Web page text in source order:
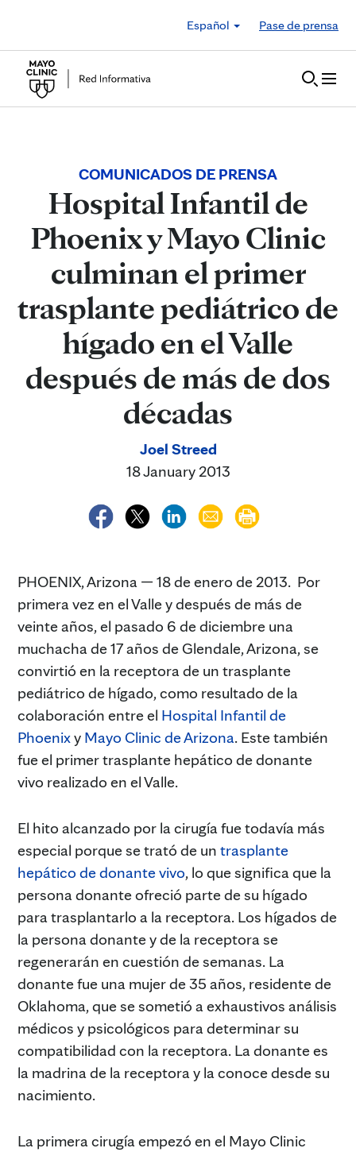
Español
Pase de prensa
COMUNICADOS DE PRENSA
Hospital Infantil de
Phoenix y Mayo Clinic
culminan el primer
trasplante pediátrico de
hígado en el Valle
después de más de dos
décadas
Joel Streed
18 January 2013
PHOENIX, Arizona — 18 de enero de 2013. Por
primera vez en el Valle y después de más de
veinte años, el pasado 6 de diciembre una
muchacha de 17 años de Glendale, Arizona, se
convirtió en la receptora de un trasplante
pediátrico de hígado, como resultado de la
colaboración entre el Hospital Infantil de
Phoenixy Mayo Clinic de Arizona. Este también
fue el primer trasplante hepático de donante
vivo realizado en el Valle.
El hito alcanzado por la cirugía fue todavía más
especial porque se trató de un trasplante
hepático de donante vivo, lo que significa que la
persona donante ofreció parte de su hígado
para trasplantarlo a la receptora. Los hígados de
la persona donante y de la receptora se
regenerarán en cuestión de semanas. La
donante fue una mujer de 35 años, residente de
Oklahoma, que se sometió a exhaustivos análisis
médicos y psicológicos para determinar su
compatibilidad con la receptora. La donante es
la madrina de la receptora y la conoce desde su
nacimiento.
La primera cirugía empezó en el Mayo Clinic